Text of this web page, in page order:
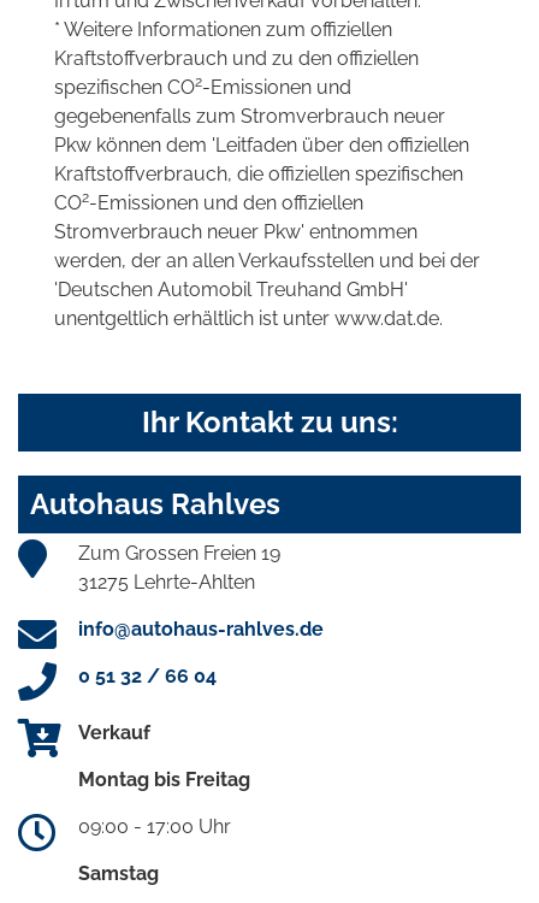
* Weitere Informationen zum offiziellen
Kraftstoffverbrauch und zu den offiziellen
spezifischen CO2-Emissionen und
gegebenenfalls zum Stromverbrauch neuer
Pkw können dem 'Leitfaden über den offiziellen
Kraftstoffverbrauch, die offiziellen spezifischen
CO2-Emissionen und den offiziellen
Stromverbrauch neuer Pkw' entnommen
werden, der an allen Verkaufsstellen und bei der
'Deutschen Automobil Treuhand GmbH'
unentgeltlich erhältlich ist unter www.dat.de.
Ihr Kontakt zu uns:
Autohaus Rahlves
Zum Grossen Freien 19
31275 Lehrte-Ahlten
info@autohaus-rahlves.de
0 51 32 / 66 04
Verkauf
Montag bis Freitag
09:00 - 17:00 Uhr
Samstag